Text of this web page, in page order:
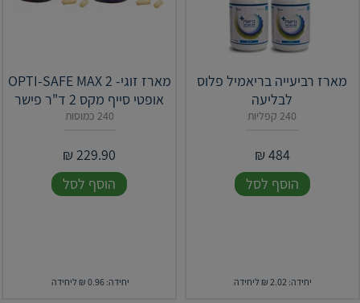
‎מארז רביעייה בריאמיל פלוס
לבליעה
240 קפליות
484
₪
הוסף לסל
יחידה: 2.02 ₪ ליחידה
מארז זוגי- OPTI-SAFE MAX 2
אופטי סייף מקס 2 ד"ר פישר
240 כמוסות
229.90
₪
הוסף לסל
יחידה: 0.96 ₪ ליחידה